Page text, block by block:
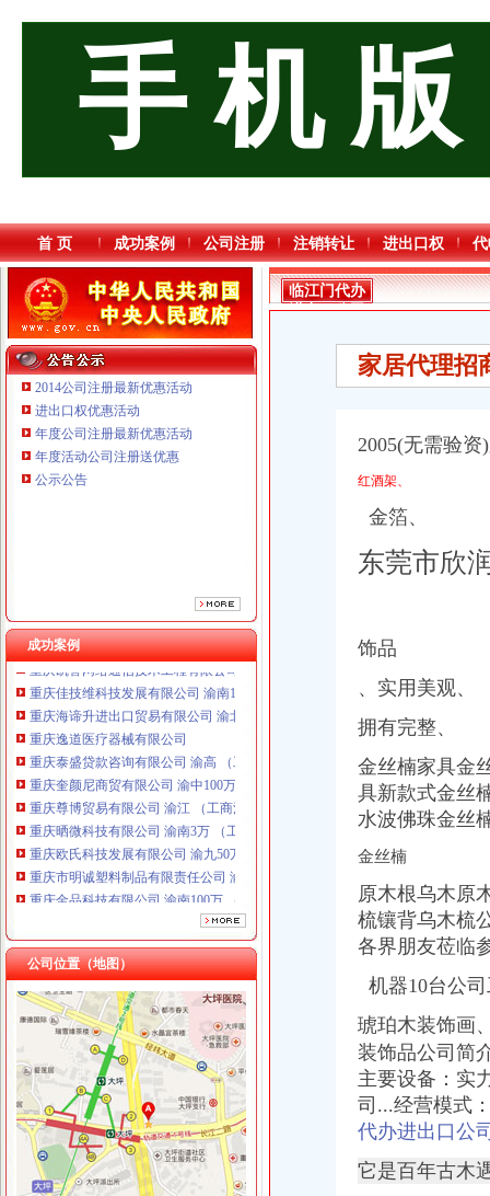
手 机 版
首 页 成功案例 公司注册 注销转让 进出口权
2014公司注册最新优惠活动
进出口权优惠活动
年度公司注册最新优惠活动
年度活动公司注册送优惠
公示公告
成功案例
重庆海谛升进出口贸易有限公司 渝北100万 （进出口权）
重庆逸道医疗器械有限公司
重庆泰盛贷款咨询有限公司 渝高 （工商注册）
重庆奎颜尼商贸有限公司 渝中100万 （工商注册）
重庆尊博贸易有限公司 渝江 （工商注册）
重庆晒微科技有限公司 渝南3万 （工商注册）
重庆欧氏科技发展有限公司 渝九50万 （进出口权）
重庆市明诚塑料制品有限责任公司 渝高100万 （进出口权）
重庆金品科技有限公司 渝南100万 （进出口权）
重庆凯誉网络通信技术工程有限公司 渝中300万 （工商变更）
重庆佳技维科技发展有限公司 渝南100万 （进出口权）
重庆海谛升进出口贸易有限公司 渝北100万 （进出口权）
重庆逸道医疗器械有限公司
重庆泰盛贷款咨询有限公司 渝高 （工商注册）
重庆奎颜尼商贸有限公司 渝中100万 （工商注册）
重庆尊博贸易有限公司 渝江 （工商注册）
重庆晒微科技有限公司 渝南3万 （工商注册）
重庆欧氏科技发展有限公司 渝九50万 （进出口权）
重庆市明诚塑料制品有限责任公司 渝高100万 （进出口权）
重庆金品科技有限公司 渝南100万 （进出口权）
重庆凯誉网络通信技术工程有限公司 渝中300万 （工商变更）
重庆佳技维科技发展有限公司 渝南100万 （进出口权）
公司位置（地图）
临江门代办进出口公司
非洲崖豆木厂家_非洲崖豆木厂家/公司-阿里巴巴公司黄页
华立业：2008年半年度报告_证券之星
家居代理招商厂家_家居代理招商厂家/公司-阿里巴巴公司黄页
华立业：2009年半年度报告_证券之星
重庆义乌小商品营销定位招商策划方案.doc
宝山区（黑龙江省双鸭山市辖区）-搜百科
临江门代办
进出口公司
家居代理招
2005(无需验
红酒架、
金箔、
东莞市欣
饰品
、实用美观、
拥有完整、
金丝楠家具金
具新款式金丝
水波佛珠金丝
金丝楠
原木根乌木原
梳镶背乌木梳
各界朋友莅临
机器10台公
琥珀木装饰画
装饰品公司简
主要设备：实
司...经营模式
代办进出口公
它是百年古木